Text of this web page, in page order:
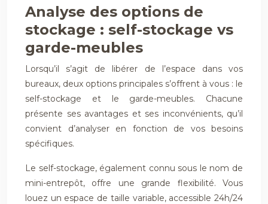
Analyse des options de
stockage : self-stockage vs
garde-meubles
Lorsqu’il s’agit de libérer de l’espace dans vos
bureaux, deux options principales s’offrent à vous : le
self-stockage et le garde-meubles. Chacune
présente ses avantages et ses inconvénients, qu’il
convient d’analyser en fonction de vos besoins
spécifiques.
Le self-stockage, également connu sous le nom de
mini-entrepôt, offre une grande flexibilité. Vous
louez un espace de taille variable, accessible 24h/24